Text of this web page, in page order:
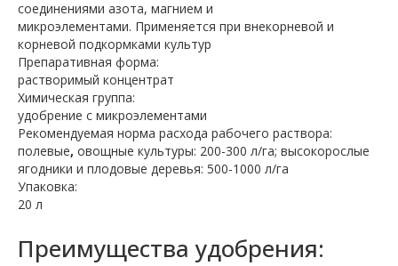
соединениями азота, магнием и
микроэлементами. Применяется при внекорневой и
корневой подкормками культур
Препаративная форма:
растворимый концентрат
Химическая группа:
удобрение с микроэлементами
Рекомендуемая норма расхода рабочего раствора:
полевые, овощные культуры: 200-300 л/га; высокорослые
ягодники и плодовые деревья: 500-1000 л/га
Упаковка:
20 л
Преимущества удобрения: